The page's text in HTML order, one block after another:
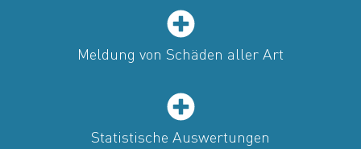
Meldung von Schäden aller Art
Statistische Auswertungen